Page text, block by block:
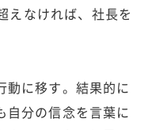
えなければ、社長を
動に移す。結果的に
自分の信念を言葉に